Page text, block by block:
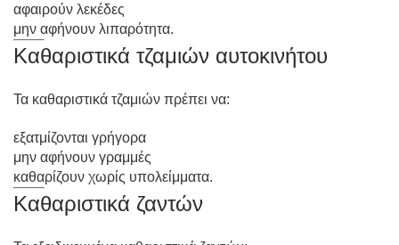
αφαιρούν λεκέδες
μην αφήνουν λιπαρότητα.
Καθαριστικά τζαμιών αυτοκινήτου
Τα καθαριστικά τζαμιών πρέπει να:
εξατμίζονται γρήγορα
μην αφήνουν γραμμές
καθαρίζουν χωρίς υπολείμματα.
Καθαριστικά ζαντών